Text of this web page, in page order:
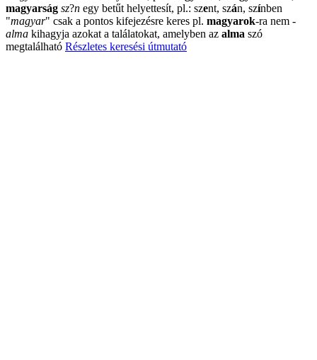
magyarság sz?n egy betűt helyettesít, pl.: szent, szán, színben
"magyar" csak a pontos kifejezésre keres pl. magyarok-ra nem -
alma kihagyja azokat a találatokat, amelyben az alma szó
megtalálható Részletes keresési útmutató